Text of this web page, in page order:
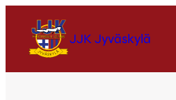
JJK Jyväskylä